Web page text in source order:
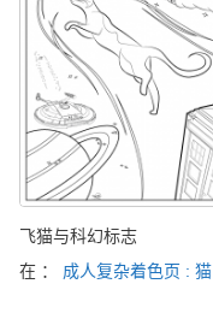
飞猫与科幻标志
在 ： 成人复杂着色页 : 猫